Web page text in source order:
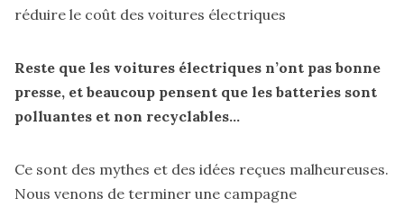
réduire le coût des voitures électriques
Reste que les voitures électriques n’ont pas bonne
presse, et beaucoup pensent que les batteries sont
polluantes et non recyclables...
Ce sont des mythes et des idées reçues malheureuses.
Nous venons de terminer une campagne